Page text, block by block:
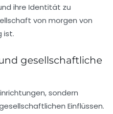
ihre Identität zu
von morgen von
ist.
gesellschaftliche
sondern
Einflüssen.